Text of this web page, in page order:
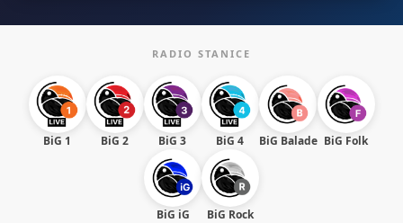
RADIO STANICE
BiG 1 BiG 2 BiG 3 BiG 4 BiG Balade BiG Folk
BiG iG BiG Rock